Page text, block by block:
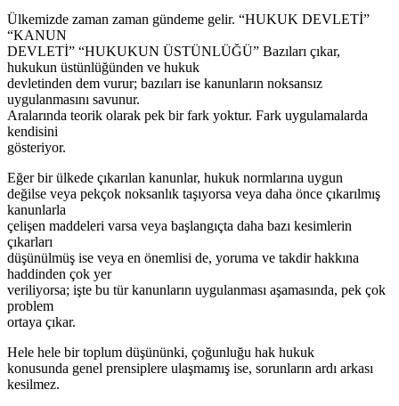
Ülkemizde zaman zaman gündeme gelir. “HUKUK DEVLETİ”
“KANUN
DEVLETİ” “HUKUKUN ÜSTÜNLÜĞÜ” Bazıları çıkar,
hukukun üstünlüğünden ve hukuk
devletinden dem vurur; bazıları ise kanunların noksansız
uygulanmasını savunur.
Aralarında teorik olarak pek bir fark yoktur. Fark uygulamalarda
kendisini
gösteriyor.
Eğer bir ülkede çıkarılan kanunlar, hukuk normlarına uygun
değilse veya pekçok noksanlık taşıyorsa veya daha önce çıkarılmış
kanunlarla
çelişen maddeleri varsa veya başlangıçta daha bazı kesimlerin
çıkarları
düşünülmüş ise veya en önemlisi de, yoruma ve takdir hakkına
haddinden çok yer
veriliyorsa; işte bu tür kanunların uygulanması aşamasında, pek çok
problem
ortaya çıkar.
Hele hele bir toplum düşününki, çoğunluğu hak hukuk
konusunda genel prensiplere ulaşmamış ise, sorunların ardı arkası
kesilmez.